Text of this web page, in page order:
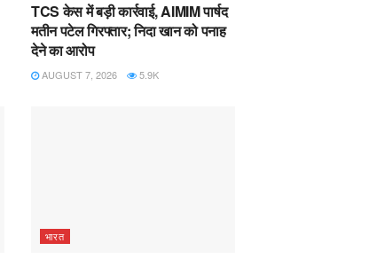
TCS केस में बड़ी कार्रवाई, AIMIM पार्षद
मतीन पटेल गिरफ्तार; निदा खान को पनाह
देने का आरोप
AUGUST 7, 2026 5.9K
भारत